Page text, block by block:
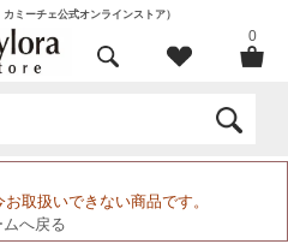
ミーチェ公式オンラインストア）
0
取扱いできない商品です。
ムへ戻る